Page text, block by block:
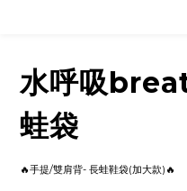
水呼吸
蛙袋
🔥手提/雙肩背- 長蛙鞋袋(加大款)🔥